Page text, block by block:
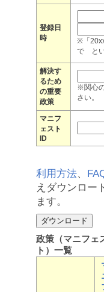
登録日
時
※「
で とい
解決す
るため
の重要
政策
※関心
さい。
マニフ
ェスト
ID
利用方法、
えダウンロー
ます。
政策（マニフェ
ト）一覧